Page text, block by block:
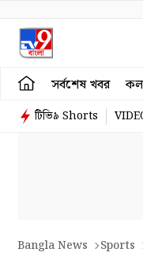
সর্বশেষ খবর
টিভি৯ Shorts
Bangla News Sports